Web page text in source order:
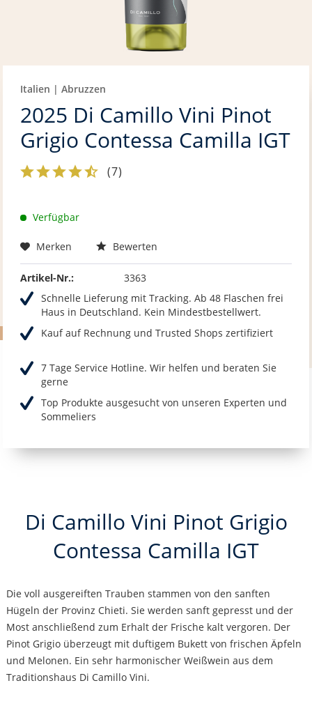
Italien | Abruzzen
2025 Di Camillo Vini Pinot
Grigio Contessa Camilla IGT
(7)
Verfügbar
Merken Bewerten
Artikel-Nr.:
3363
Schnelle Lieferung mit Tracking. Ab 48 Flaschen frei
Haus in Deutschland. Kein Mindestbestellwert.
Kauf auf Rechnung und Trusted Shops zertifiziert
7 Tage Service Hotline. Wir helfen und beraten Sie
gerne
Top Produkte ausgesucht von unseren Experten und
Sommeliers
Di Camillo Vini Pinot Grigio
Contessa Camilla IGT
Die voll ausgereiften Trauben stammen von den sanften
Hügeln der Provinz Chieti. Sie werden sanft gepresst und der
Most anschließend zum Erhalt der Frische kalt vergoren. Der
Pinot Grigio überzeugt mit duftigem Bukett von frischen Äpfeln
und Melonen. Ein sehr harmonischer Weißwein aus dem
Traditionshaus Di Camillo Vini.